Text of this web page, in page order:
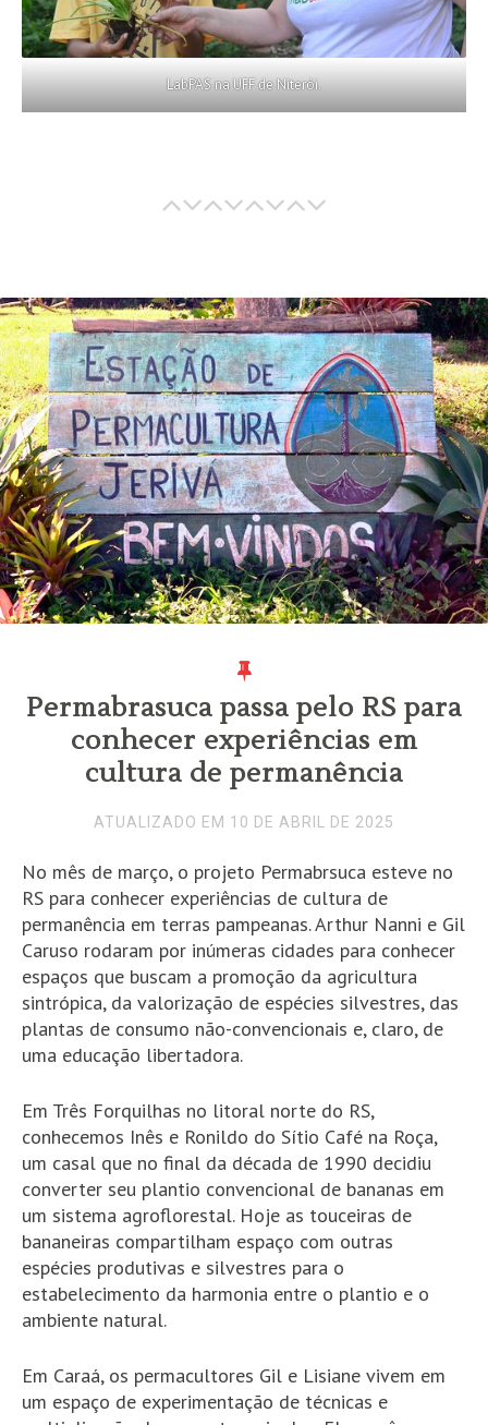
LabPAS na UFF de Niterói.
Permabrasuca passa pelo RS para
conhecer experiências em
cultura de permanência
ATUALIZADO EM 10 DE ABRIL DE 2025
No mês de março, o projeto Permabrsuca esteve no
RS para conhecer experiências de cultura de
permanência em terras pampeanas. Arthur Nanni e Gil
Caruso rodaram por inúmeras cidades para conhecer
espaços que buscam a promoção da agricultura
sintrópica, da valorização de espécies silvestres, das
plantas de consumo não-convencionais e, claro, de
uma educação libertadora.
Em Três Forquilhas no litoral norte do RS,
conhecemos Inês e Ronildo do Sítio Café na Roça,
um casal que no final da década de 1990 decidiu
converter seu plantio convencional de bananas em
um sistema agroflorestal. Hoje as touceiras de
bananeiras compartilham espaço com outras
espécies produtivas e silvestres para o
estabelecimento da harmonia entre o plantio e o
ambiente natural.
Em Caraá, os permacultores Gil e Lisiane vivem em
um espaço de experimentação de técnicas e